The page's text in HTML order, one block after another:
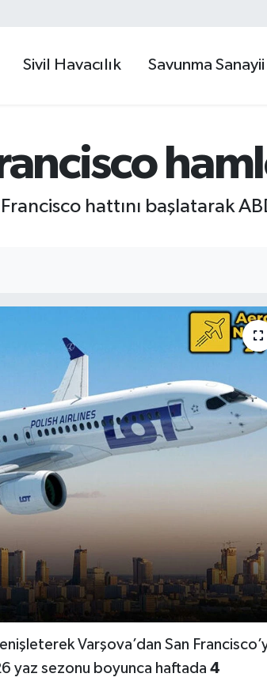
Sivil Havacılık Savunma Sanayii
hattını başlatarak
Varşova’dan San
yaz sezonu boyunca haftada 4